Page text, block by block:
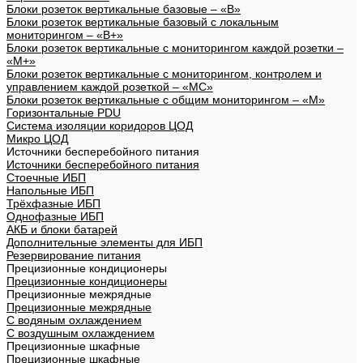
Блоки розеток вертикальные базовые – «В»
Блоки розеток вертикальные базовый с локальным
мониторингом – «В+»
Блоки розеток вертикальные с мониторингом каждой розетки –
«М+»
Блоки розеток вертикальные с мониторингом, контролем и
управлением каждой розеткой – «МС»
Блоки розеток вертикальные с общим мониторингом – «М»
Горизонтальные PDU
Система изоляции коридоров ЦОД
Микро ЦОД
Источники бесперебойного питания
Источники бесперебойного питания
Стоечные ИБП
Напольные ИБП
Трёхфазные ИБП
Однофазные ИБП
АКБ и блоки батарей
Дополнительные элементы для ИБП
Резервирование питания
Прецизионные кондиционеры
Прецизионные кондиционеры
Прецизионные межрядные
Прецизионные межрядные
С водяным охлаждением
С воздушным охлаждением
Прецизионные шкафные
Прецизионные шкафные